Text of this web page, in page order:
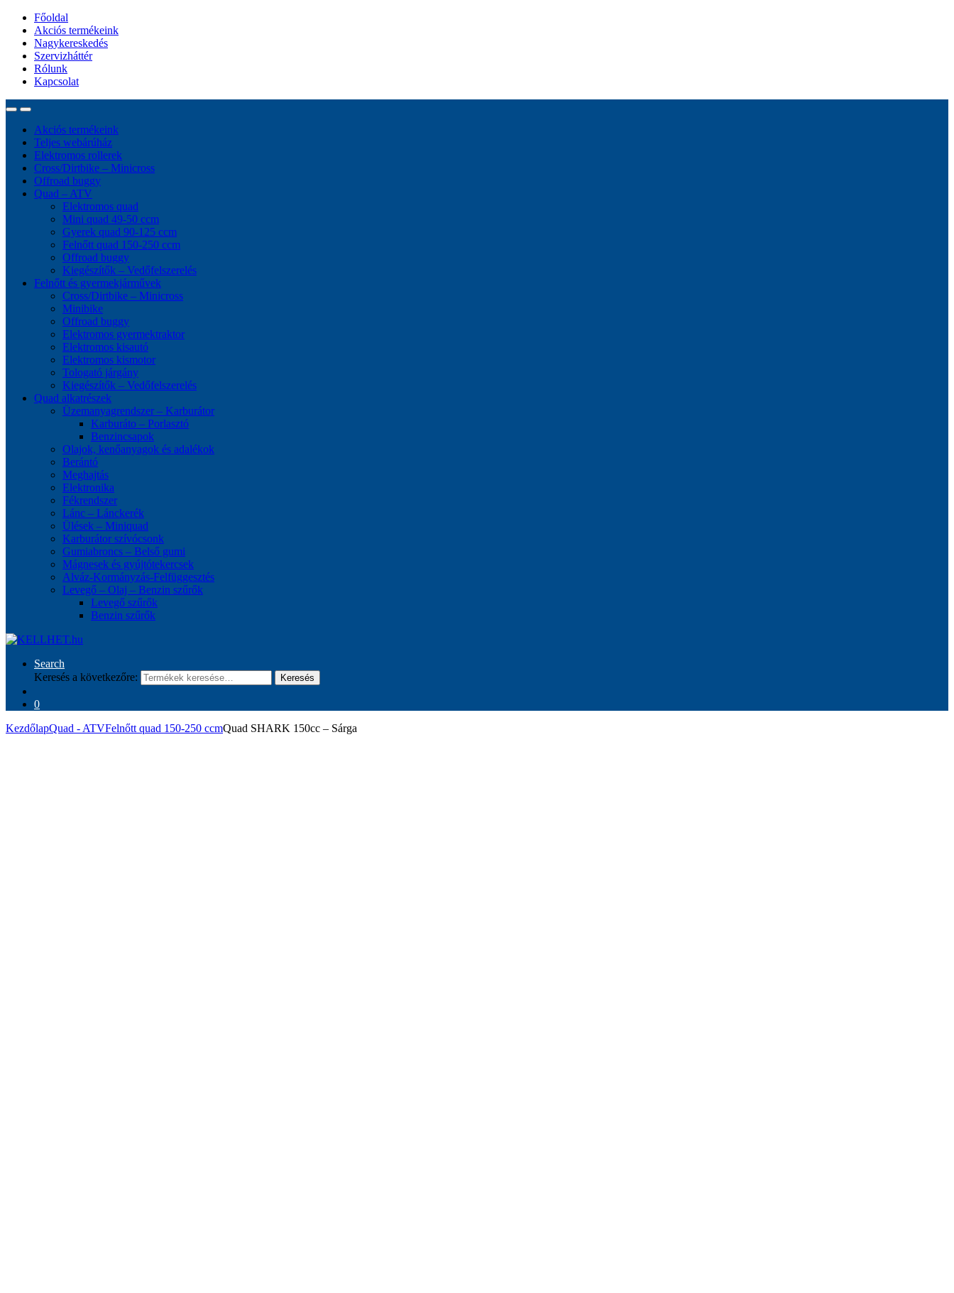
Főoldal
Akciós termékeink
Nagykereskedés
Szervizháttér
Rólunk
Kapcsolat
Akciós termékeink
Teljes webárúház
Elektromos rollerek
Cross/Dirtbike – Minicross
Offroad buggy
Quad – ATV
Elektromos quad
Mini quad 49-50 ccm
Gyerek quad 90-125 ccm
Felnőtt quad 150-250 ccm
Offroad buggy
Kiegészítők – Vedőfelszerelés
Felnőtt és gyermekjárművek
Cross/Dirtbike – Minicross
Minibike
Offroad buggy
Elektromos gyermektraktor
Elektromos kisautó
Elektromos kismotor
Tologató járgány
Kiegészítők – Vedőfelszerelés
Quad alkatrészek
Üzemanyagrendszer – Karburátor
Karburáto – Porlasztó
Benzincsapok
Olajok, kenőanyagok és adalékok
Berántó
Meghajtás
Elektronika
Fékrendszer
Lánc – Lánckerék
Ülések – Miniquad
Karburátor szívócsonk
Gumiabroncs – Belső gumi
Mágnesek és gyújtótekercsek
Alváz-Kormányzás-Felfüggesztés
Levegő – Olaj – Benzin szűrők
Levegő szűrők
Benzin szűrők
Search
Keresés a következőre:
Keresés
0
KezdőlapQuad - ATVFelnőtt quad 150-250 ccmQuad SHARK 150cc – Sárga